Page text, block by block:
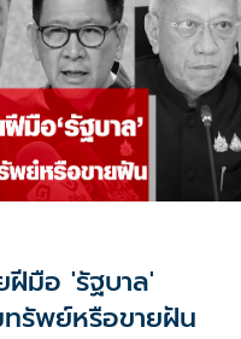
ฝีมือ 'รัฐบาล'
รัพย์หรือขายฝัน